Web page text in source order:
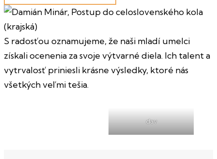
S radosťou oznamujeme, že naši mladí umelci
získali ocenenia za svoje výtvarné diela. Ich talent a
vytrvalosť priniesli krásne výsledky, ktoré nás
všetkých veľmi tešia.
dav